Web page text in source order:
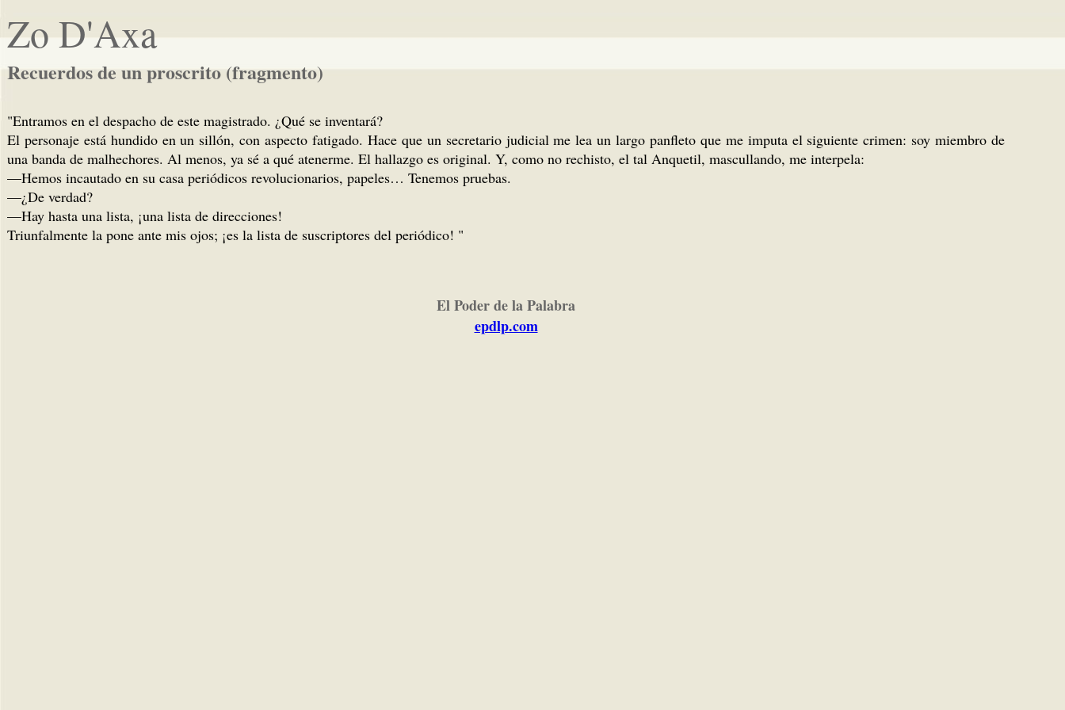
Zo D'Axa
Recuerdos de un proscrito (fragmento)
"Entramos en el despacho de este magistrado. ¿Qué se inventará?
El personaje está hundido en un sillón, con aspecto fatigado. Hace que un secretario judicial me lea un largo pan­fleto que me imputa el siguiente crimen: soy miembro de
una banda de malhechores. Al menos, ya sé a qué atenerme. El hallazgo es original. Y, como no rechisto, el tal Anquetil, mascullando, me interpela:
—Hemos incautado en su casa periódicos revolucionarios, papeles… Tenemos pruebas.
—¿De verdad?
—Hay hasta una lista, ¡una lista de direcciones!
Triunfalmente la pone ante mis ojos; ¡es la lista de suscriptores del periódico! "
El Poder de la Palabra
epdlp.com